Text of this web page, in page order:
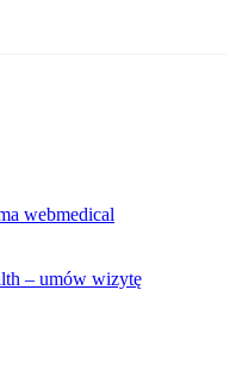
webmedical
– umów wizytę